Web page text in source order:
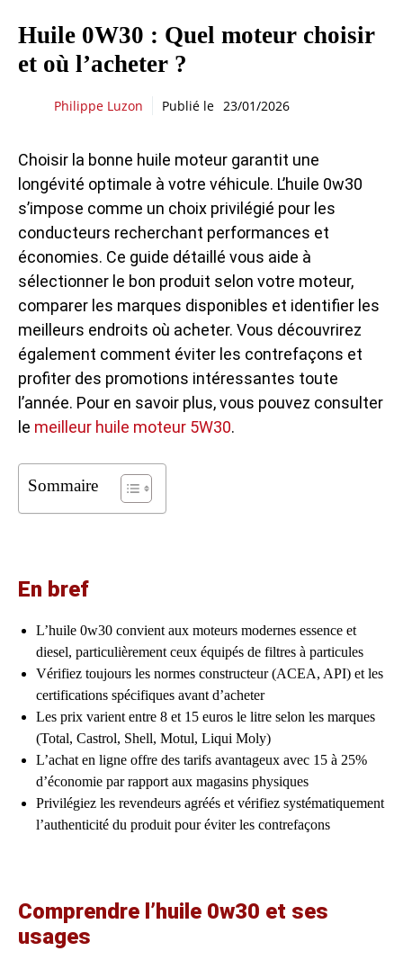
Huile 0W30 : Quel moteur choisir
et où l’acheter ?
Philippe Luzon Publié le 23/01/2026
Choisir la bonne huile moteur garantit une
longévité optimale à votre véhicule. L’huile 0w30
s’impose comme un choix privilégié pour les
conducteurs recherchant performances et
économies. Ce guide détaillé vous aide à
sélectionner le bon produit selon votre moteur,
comparer les marques disponibles et identifier les
meilleurs endroits où acheter. Vous découvrirez
également comment éviter les contrefaçons et
profiter des promotions intéressantes toute
l’année. Pour en savoir plus, vous pouvez consulter
le meilleur huile moteur 5W30.
Sommaire
En bref
L’huile 0w30 convient aux moteurs modernes essence et
diesel, particulièrement ceux équipés de filtres à particules
Vérifiez toujours les normes constructeur (ACEA, API) et les
certifications spécifiques avant d’acheter
Les prix varient entre 8 et 15 euros le litre selon les marques
(Total, Castrol, Shell, Motul, Liqui Moly)
L’achat en ligne offre des tarifs avantageux avec 15 à 25%
d’économie par rapport aux magasins physiques
Privilégiez les revendeurs agréés et vérifiez systématiquement
l’authenticité du produit pour éviter les contrefaçons
Comprendre l’huile 0w30 et ses
usages